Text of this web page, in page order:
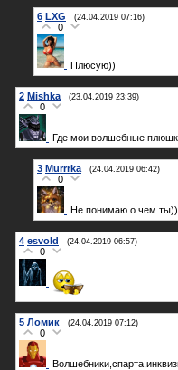
6 LXG (24.04.2019 07:16)
0
Плюсую))
2 Mishka (23.04.2019 23:39)
0
Где мои волшебные
3 Murrrka (24.04.2019 06:42)
0
Не понимаю о чем ты))
4 esvold (24.04.2019 06:57)
0
5 Ломик (24.04.2019 07:12)
0